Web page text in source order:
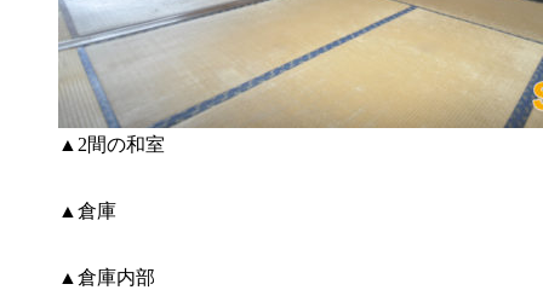
▲2間の和室
▲倉庫
▲倉庫内部